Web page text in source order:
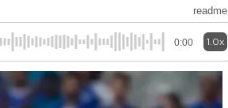
readme
0:00 1.0x